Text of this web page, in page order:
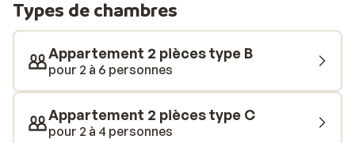
chauffée ou du sauna (en supplément) pour vous
relaxer. De quoi passer des vacances inoubliables!
Types de chambres
Appartement 2 pièces type B
pour 2 à 6 personnes
Appartement 2 pièces type C
pour 2 à 4 personnes